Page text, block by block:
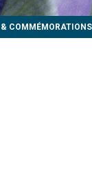
COMMÉMORATIONS